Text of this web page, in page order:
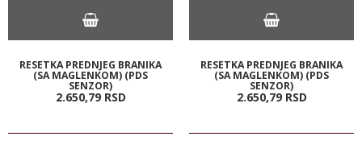
RESETKA PREDNJEG BRANIKA
(SA MAGLENKOM) (PDS
SENZOR)
2.650,79 RSD
RESETKA PREDNJEG BRANIKA
(SA MAGLENKOM) (PDS
SENZOR)
2.650,79 RSD